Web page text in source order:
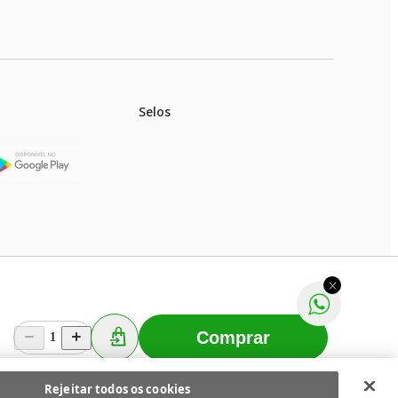
1 Comprar
Selos
na rede de lojas físicas.
prévio. Fast Shop S. A. CNPJ: 43.708.379/0001-
Fast Shop - Todos os direitos reservadosRF
Selecionar os Cookies
Rejeitar todos os cookies